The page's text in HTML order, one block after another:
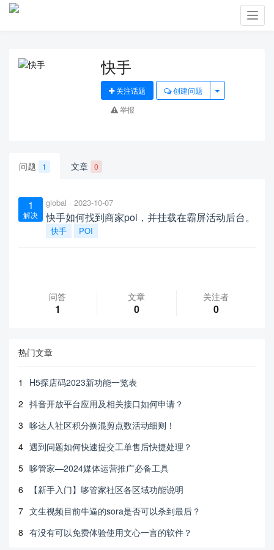
快手
关注话题
创建问题
举报
问题 1 文章 0
1
解决
global 2023-10-07
快手如何找到商家poi，并挂载在霸屏活动后台。
快手 POI
问答
1
文章
0
关注者
0
热门文章
1
H5探店码2023新功能一览表
2 抖音开放平台应用及相关接口如何申请？
3 哆达人社区积分换混剪点数活动细则！
4 遇到问题如何快速提交工单售后快捷处理？
5 哆管家—2024媒体运营推广必备工具
6
【新手入门】哆管家社区各区域功能说明
7 文生视频目前牛逼的sora是否可以杀到最后？
8 有没有可以免费体验使用文心一言的软件？